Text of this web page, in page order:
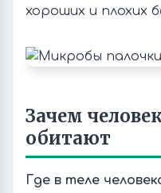
хороших и плохих
Зачем
обитают
Где в теле